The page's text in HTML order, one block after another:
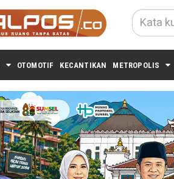
OTOMOTIF KECANTIKAN METROPOLIS